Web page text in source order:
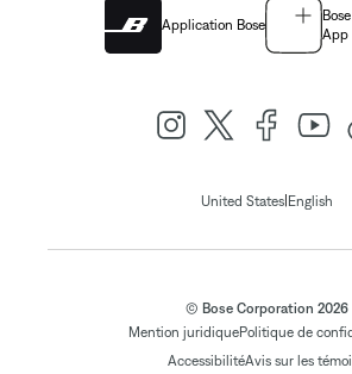
Application Bose
App
United States| English
© Bose Corporation 2026
Mention juridiquePolitique de
AccessibilitéAvis sur les